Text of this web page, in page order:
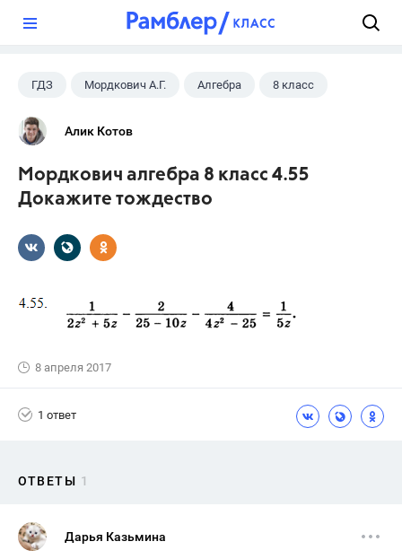
ГДЗ Мордкович А.Г. Алгебра 8 класс
Алик Котов
Мордкович алгебра 8 класс 4.55
Докажите тождество
8 апреля 2017
1 ответ
ОТВЕТЫ 1
Дарья Казьмина